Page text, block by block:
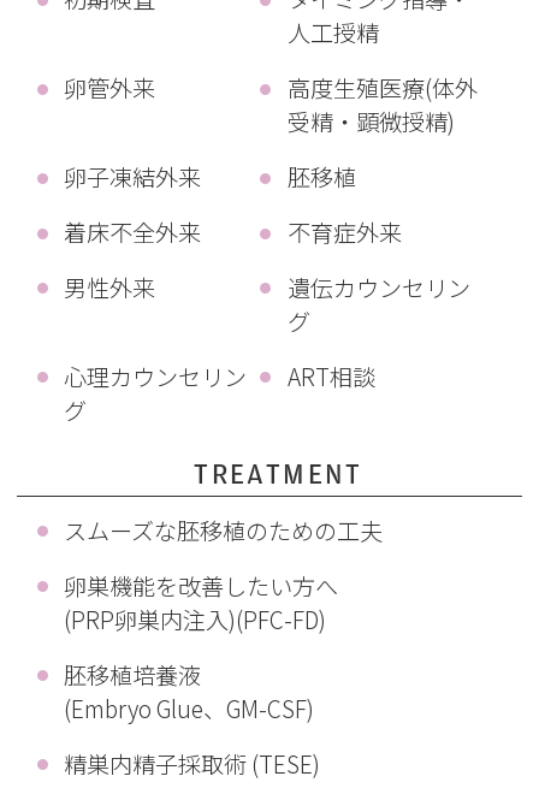
人工授精
卵管外来
高度生殖医療(体外
受精・顕微授精)
卵子凍結外来
胚移植
着床不全外来
不育症外来
男性外来
遺伝カウンセリン
グ
心理カウンセリン
グ
ART相談
TREATMENT
スムーズな胚移植のための工夫
卵巣機能を改善したい方へ
(PRP卵巣内注入)(PFC-FD)
胚移植培養液
(Embryo Glue、GM-CSF)
精巣内精子採取術 (TESE)